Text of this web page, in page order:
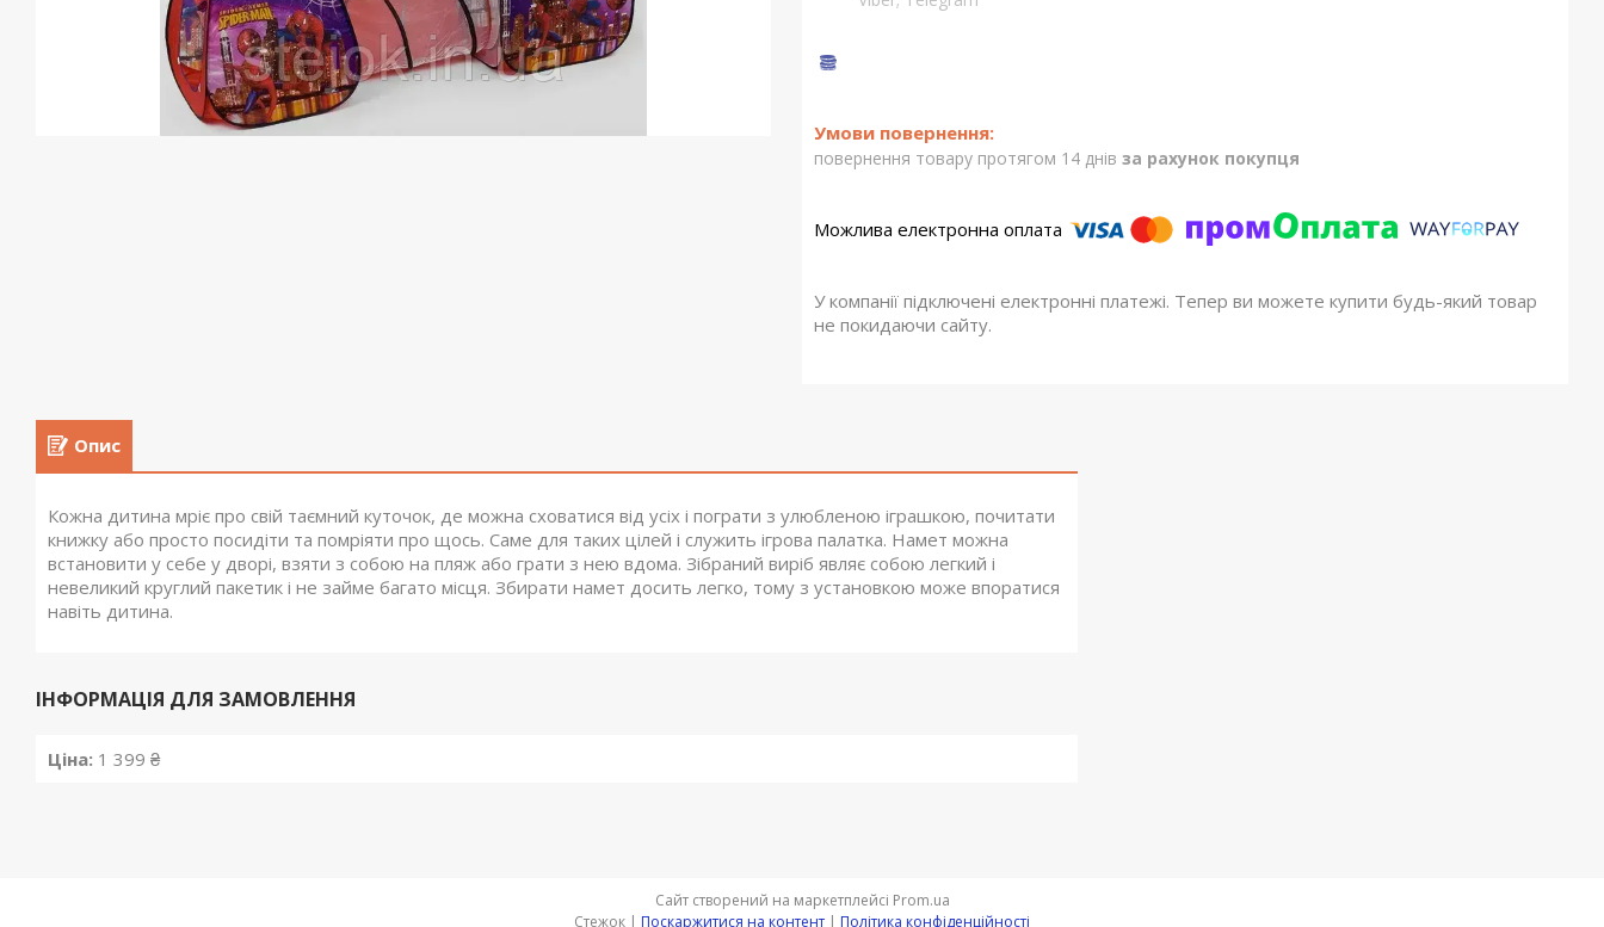
повернення товару протягом 14 днів за рахунок покупця
У компанії підключені електронні платежі. Тепер ви можете купити будь-який товар
не покидаючи сайту.
Опис
Кожна дитина мріє про свій таємний куточок, де можна сховатися від усіх і пограти з улюбленою іграшкою, почитати
книжку або просто посидіти та помріяти про щось. Саме для таких цілей і служить ігрова палатка. Намет можна
встановити у себе у дворі, взяти з собою на пляж або грати з нею вдома. Зібраний виріб являє собою легкий і
невеликий круглий пакетик і не займе багато місця. Збирати намет досить легко, тому з установкою може впоратися
навіть дитина.
ІНФОРМАЦІЯ ДЛЯ ЗАМОВЛЕННЯ
Ціна: 1 399 ₴
Сайт створений на маркетплейсі Prom.ua
Стежок | Поскаржитися на контент | Політика конфіденційності